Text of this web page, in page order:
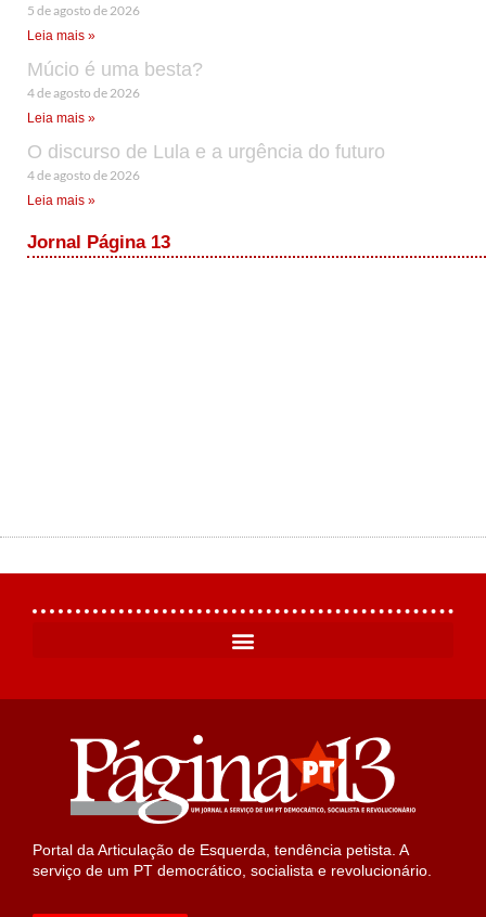
5 de agosto de 2026
Leia mais »
Múcio é uma besta?
4 de agosto de 2026
Leia mais »
O discurso de Lula e a urgência do futuro
4 de agosto de 2026
Leia mais »
Jornal Página 13
Portal da Articulação de Esquerda, tendência petista. A
serviço de um PT democrático, socialista e revolucionário.